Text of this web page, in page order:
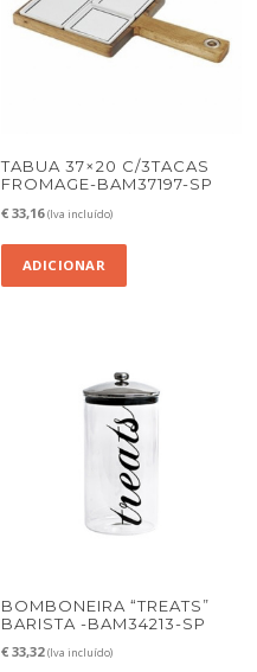
TABUA 37×20 C/3TACAS
FROMAGE-BAM37197-SP
€ 33,16 (Iva incluído)
ADICIONAR
BOMBONEIRA “TREATS”
BARISTA -BAM34213-SP
€ 33,32 (Iva incluído)